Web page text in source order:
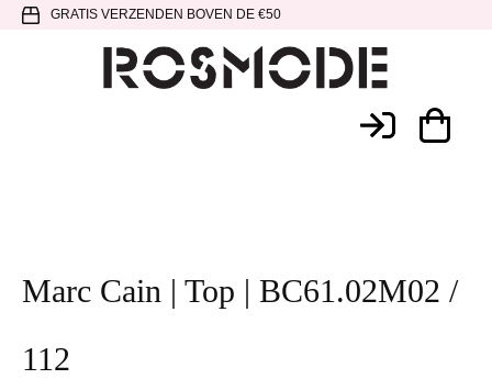
Spring
hoofdnavigatie
Door
SpringGRATIS VERZENDEN BOVEN DE €50
Marc Cain | Top | BC61.02M02 /
112